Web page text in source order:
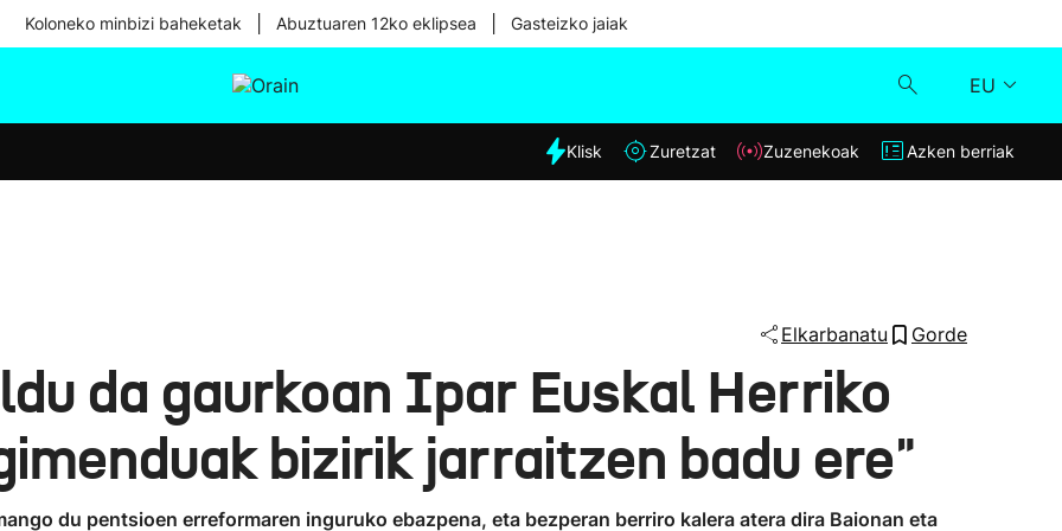
Koloneko minbizi baheketak Abuztuaren 12ko eklipsea Gasteizko jaiak
EU
Eguraldia
Klisk
Klisk Zuretzat Zuzenekoak Azken berriak
Elkarbanatu Gorde
da gaurkoan Ipar Euskal Herriko
bizirik jarraitzen badu ere"
du pentsioen erreformaren inguruko ebazpena, eta bezperan berriro kalera atera dira Baionan eta